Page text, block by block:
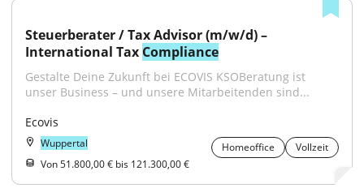
Steuerberater / Tax Advisor (m/w/d) –
International Tax Compliance
Gestalte Deine Zukunft bei ECOVIS KSOBeratung ist
unser Business – und unsere Mitarbeitenden sind...
Ecovis
Wuppertal Homeoffice
Vollzeit
Von 51.800,00 € bis 121.300,00 €